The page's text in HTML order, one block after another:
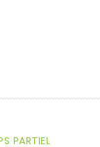
PARTIEL